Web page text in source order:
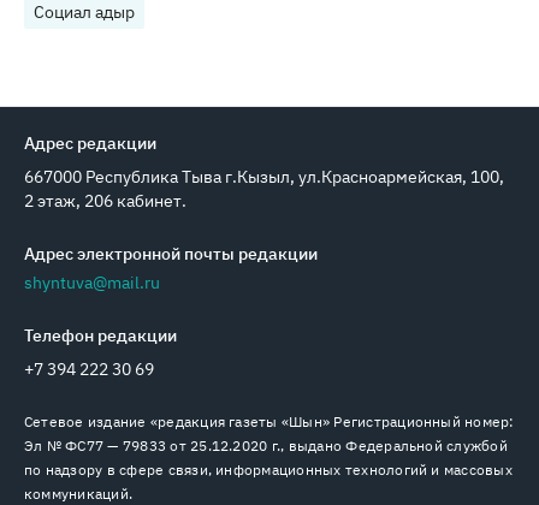
Социал адыр
Адрес редакции
667000 Республика Тыва г.Кызыл, ул.Красноармейская, 100,
2 этаж, 206 кабинет.
Адрес электронной почты редакции
shyntuva@mail.ru
Телефон редакции
+7 394 222 30 69
Сетевое издание «редакция газеты «Шын» Регистрационный номер:
Эл № ФС77 — 79833 от 25.12.2020 г., выдано Федеральной службой
по надзору в сфере связи, информационных технологий и массовых
коммуникаций.